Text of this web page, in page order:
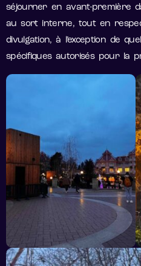
séjourner en avant-première
au sort interne, tout en
divulgation, à l’exception de
spécifiques autorisés pour la